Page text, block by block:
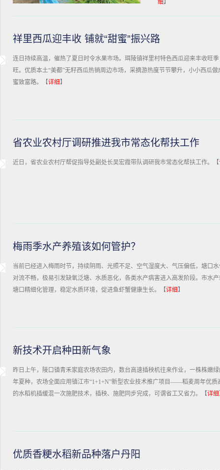
细】
祥里西瓜迎丰收 铺就“甜蜜”振兴路
连日持续高温，催热了夏日时令水果市场。珥陵镇祥里村特色西瓜迎来丰收旺
旺。优质本土“美都”无籽西瓜热销周边市场，采摘游热度节节攀升，小小西瓜
蜜致富路。【详细】
省农业农村厅调研推进我市常态化帮扶工作
近日，省农业农村厅帮促指导处副处长吴宏霞带队调研我市常态化帮扶工作。【
梅雨季水产养殖该如何管护？
当前已经进入梅雨时节，持续阴雨、光照不足、空气湿度大、气压偏低，塘口
对流不畅，极易引发缺氧泛塘、水质恶化，各类水产病害进入高发阶段。市水
塘口精细化管理，稳定水质环境，促进鱼虾蟹健康生长。【详细】
新技术开启种田新气象
昨日上午，陵口镇青禾家庭农场农田内，数台高速插秧机往来作业，一株株嫩
年夏种，农场全面应用镇江市“1+1+N”新型农业技术推广项目——稻麦周年优质
的水稻机插缓混一次施肥技术，插秧、施肥同步完成，可谓省工又省力。【详细
优质香粳水稻新品种落户丹阳